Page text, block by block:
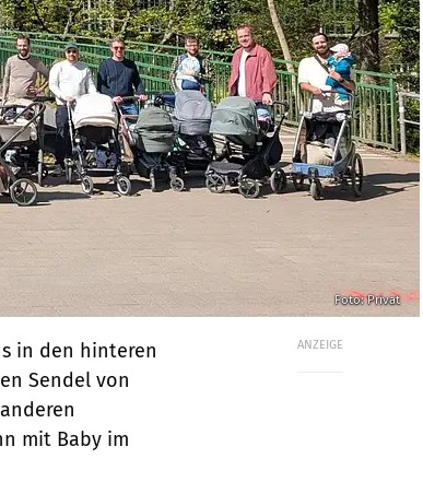
Foto: Privat
ANZEIGE
in den hinteren
Sendel von
mit Baby im